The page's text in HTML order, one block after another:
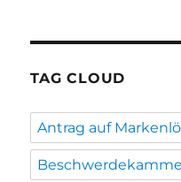
TAG CLOUD
Antrag auf